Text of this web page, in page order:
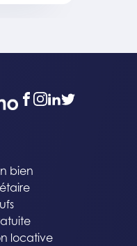
facebook
instagram
linkedin
twitter
bien
locative